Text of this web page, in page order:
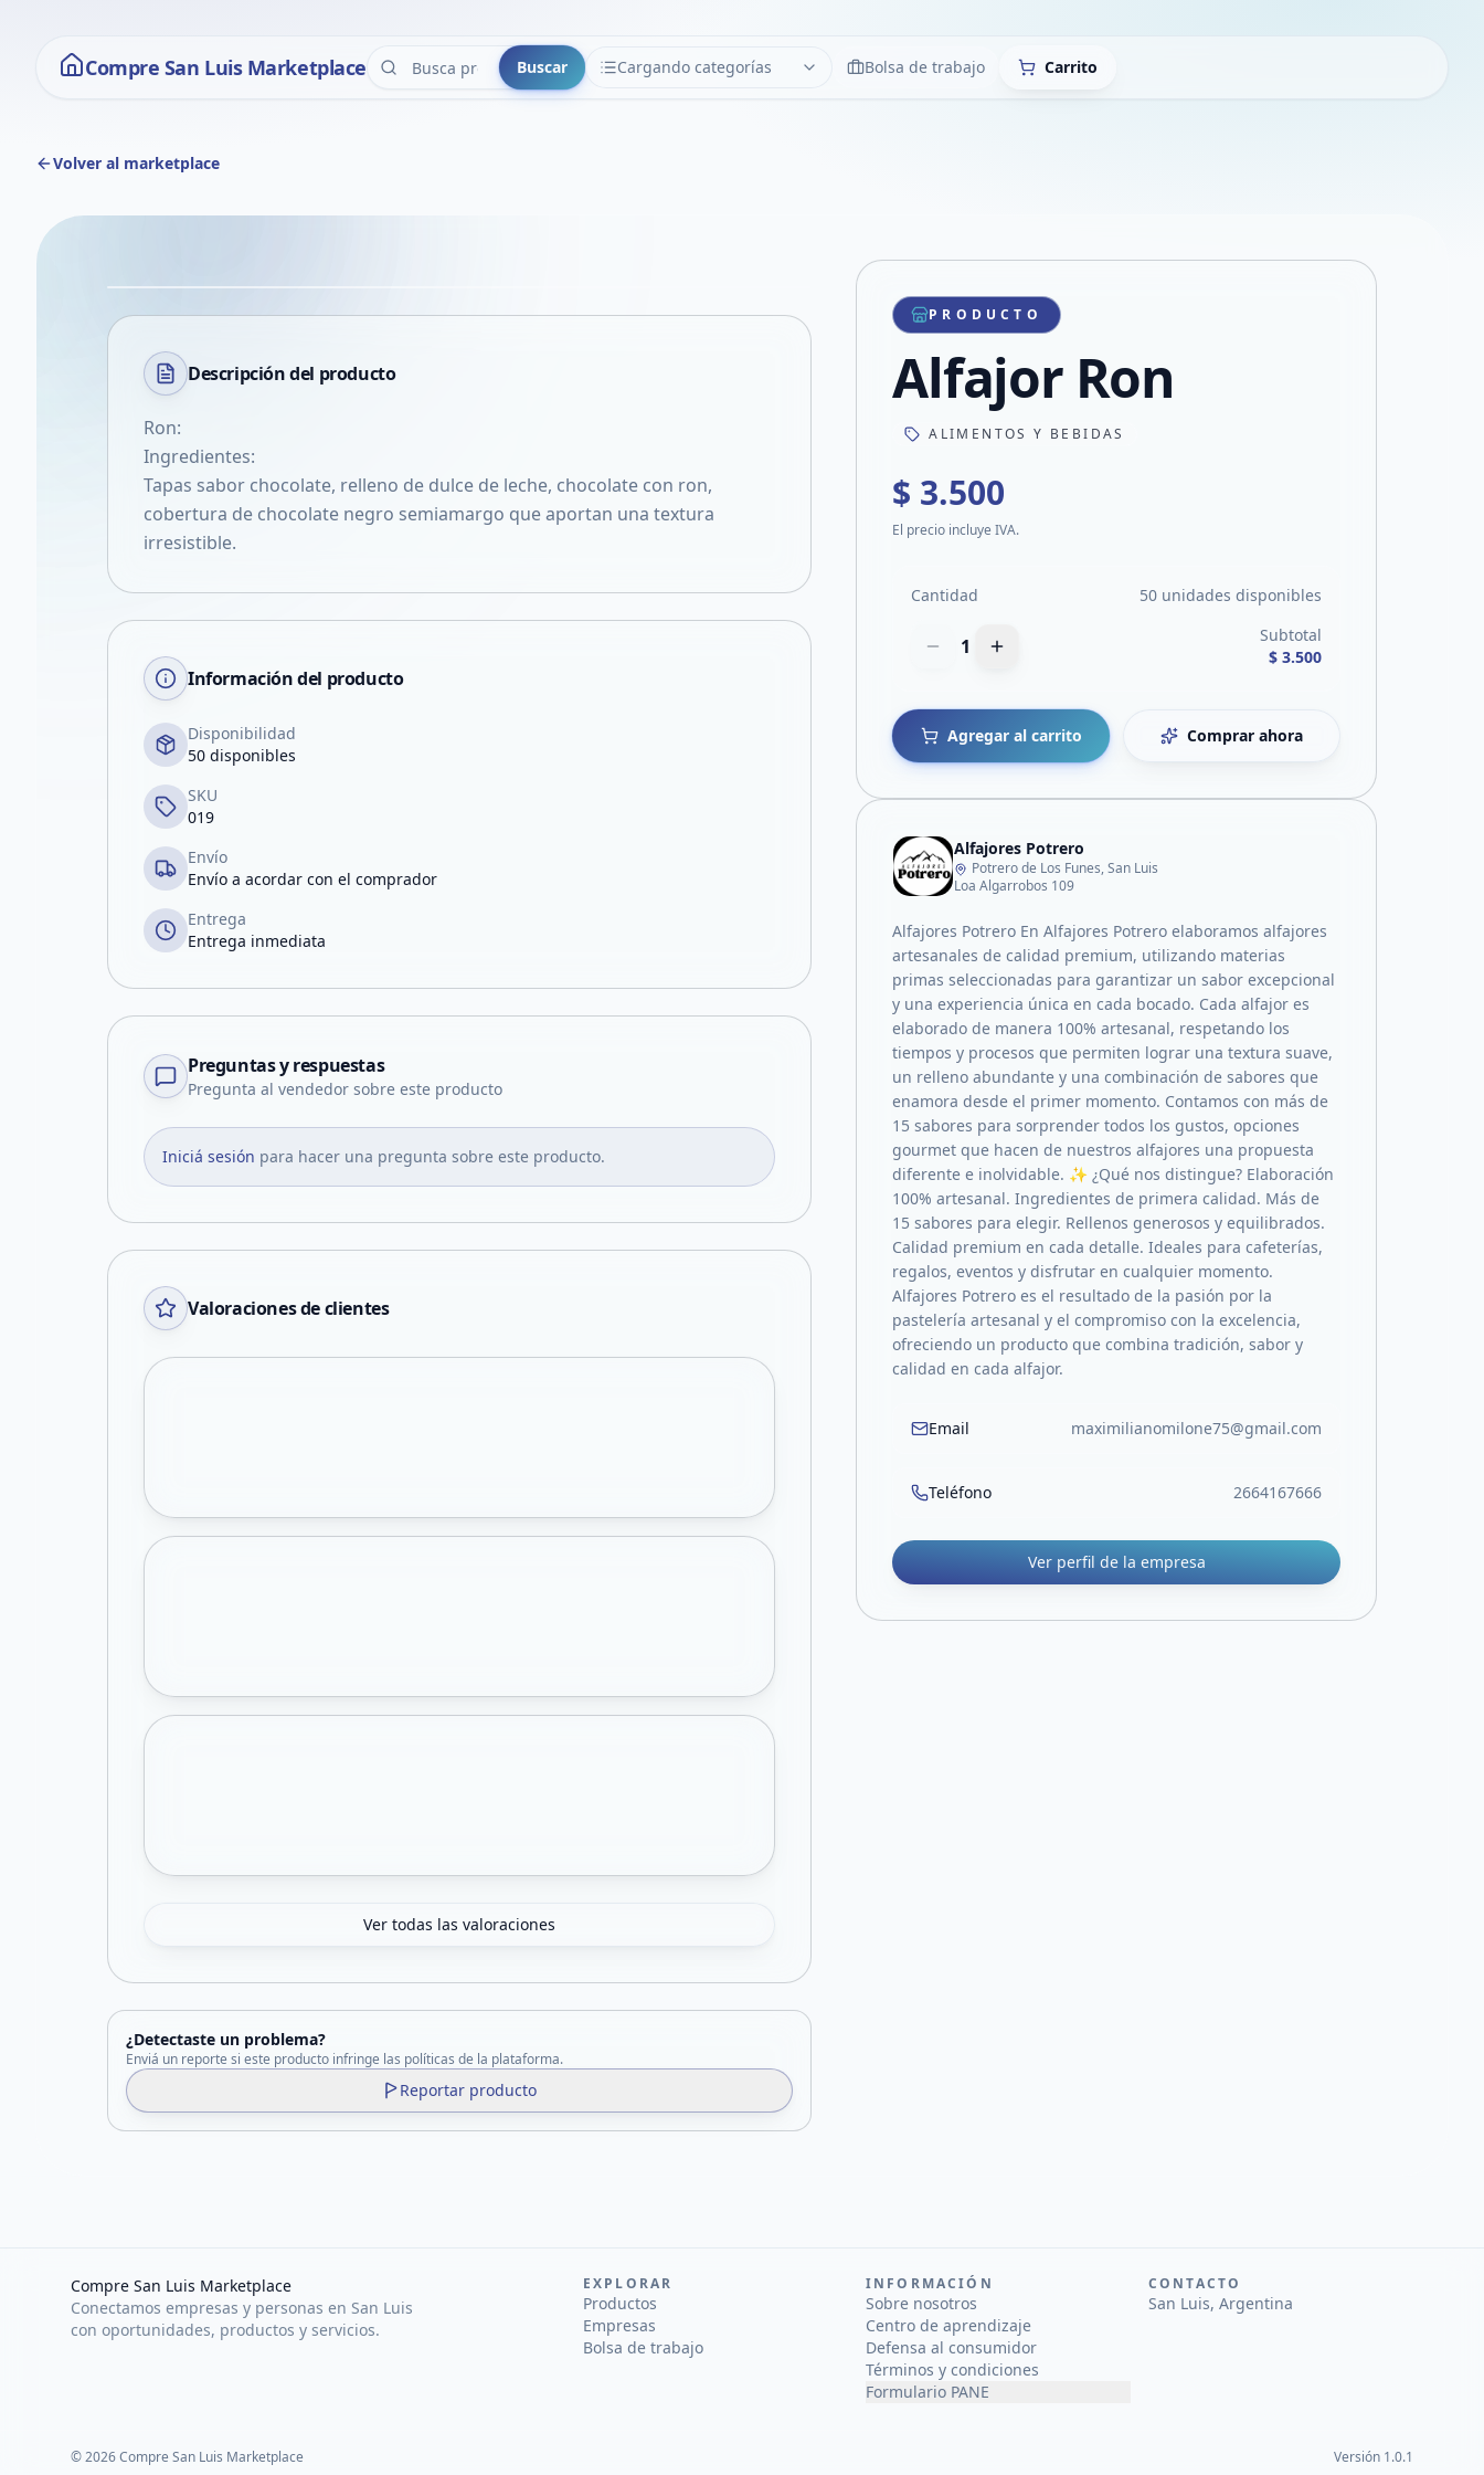
Compre San Luis Marketplace Buscar Cargando categorías
CATEGORÍAS LimpiarBolsa de trabajo Carrito
Volver al marketplace
VER EN PANTALLA COMPLETA
Compartir producto
Compartir por WhatsApp
Compartir por mail
Compartir en Facebook
Compartir en X
Descripción del producto
Ron:
Ingredientes:
Tapas sabor chocolate, relleno de dulce de leche, chocolate con ron,
cobertura de chocolate negro semiamargo que aportan una textura
irresistible.
Información del producto
Disponibilidad
50 disponibles
SKU
019
Envío
Envío a acordar con el comprador
Entrega
Entrega inmediata
Preguntas y respuestas
Pregunta al vendedor sobre este producto
Iniciá sesión para hacer una pregunta sobre este producto.
Valoraciones de clientes
Ver todas las valoraciones
¿Detectaste un problema?
Enviá un reporte si este producto infringe las políticas de la plataforma.
Reportar producto
PRODUCTO
Alfajor Ron
ALIMENTOS Y BEBIDAS
$ 3.500
El precio incluye IVA.
Cantidad 50 unidades disponibles
1
Subtotal
$ 3.500
Agregar al carrito Comprar ahora
Alfajores Potrero
Potrero de Los Funes, San Luis
Loa Algarrobos 109
Alfajores Potrero En Alfajores Potrero elaboramos alfajores
artesanales de calidad premium, utilizando materias
primas seleccionadas para garantizar un sabor excepcional
y una experiencia única en cada bocado. Cada alfajor es
elaborado de manera 100% artesanal, respetando los
tiempos y procesos que permiten lograr una textura suave,
un relleno abundante y una combinación de sabores que
enamora desde el primer momento. Contamos con más de
15 sabores para sorprender todos los gustos, opciones
gourmet que hacen de nuestros alfajores una propuesta
diferente e inolvidable. ✨ ¿Qué nos distingue? Elaboración
100% artesanal. Ingredientes de primera calidad. Más de
15 sabores para elegir. Rellenos generosos y equilibrados.
Calidad premium en cada detalle. Ideales para cafeterías,
regalos, eventos y disfrutar en cualquier momento.
Alfajores Potrero es el resultado de la pasión por la
pastelería artesanal y el compromiso con la excelencia,
ofreciendo un producto que combina tradición, sabor y
calidad en cada alfajor.
Email maximilianomilone75@gmail.com
Teléfono 2664167666
Ver perfil de la empresa
Compre San Luis Marketplace
Conectamos empresas y personas en San Luis
con oportunidades, productos y servicios.
EXPLORAR
Productos
Empresas
Bolsa de trabajo
INFORMACIÓN
Sobre nosotros
Centro de aprendizaje
Defensa al consumidor
Términos y condiciones
Formulario PANE
CONTACTO
San Luis, Argentina
©2026Compre San Luis Marketplace Versión 1.0.1